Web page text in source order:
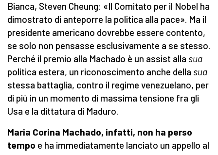
Bianca, Steven Cheung: «Il Comitato per il Nobel ha
dimostrato di anteporre la politica alla pace». Ma il
presidente americano dovrebbe essere contento,
se solo non pensasse esclusivamente a se stesso.
Perché il premio alla Machado è un assist alla sua
politica estera, un riconoscimento anche della sua
stessa battaglia, contro il regime venezuelano, per
di più in un momento di massima tensione fra gli
Usa e la dittatura di Maduro.
Maria Corina Machado, infatti, non ha perso
tempo e ha immediatamente lanciato un appello al